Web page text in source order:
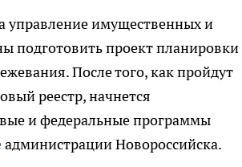
управление имущественных и
подготовить проект планировки
После того, как пройдут
реестр, начнется
и федеральные программы
администрации Новороссийска.